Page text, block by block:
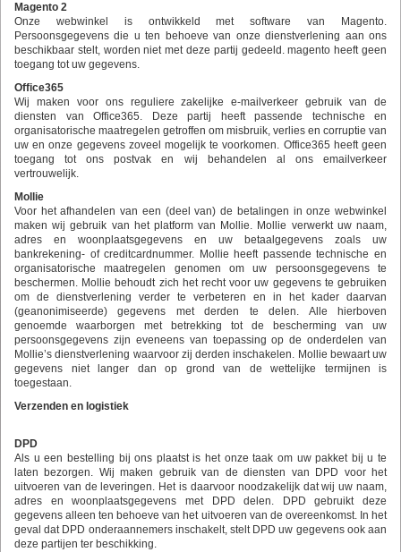
Magento 2
Onze webwinkel is ontwikkeld met software van Magento.
Persoonsgegevens die u ten behoeve van onze dienstverlening aan ons
beschikbaar stelt, worden niet met deze partij gedeeld. magento heeft geen
toegang tot uw gegevens.
Office365
Wij maken voor ons reguliere zakelijke e-mailverkeer gebruik van de
diensten van Office365. Deze partij heeft passende technische en
organisatorische maatregelen getroffen om misbruik, verlies en corruptie van
uw en onze gegevens zoveel mogelijk te voorkomen. Office365 heeft geen
toegang tot ons postvak en wij behandelen al ons emailverkeer
vertrouwelijk.
Mollie
Voor het afhandelen van een (deel van) de betalingen in onze webwinkel
maken wij gebruik van het platform van Mollie. Mollie verwerkt uw naam,
adres en woonplaatsgegevens en uw betaalgegevens zoals uw
bankrekening- of creditcardnummer. Mollie heeft passende technische en
organisatorische maatregelen genomen om uw persoonsgegevens te
beschermen. Mollie behoudt zich het recht voor uw gegevens te gebruiken
om de dienstverlening verder te verbeteren en in het kader daarvan
(geanonimiseerde) gegevens met derden te delen. Alle hierboven
genoemde waarborgen met betrekking tot de bescherming van uw
persoonsgegevens zijn eveneens van toepassing op de onderdelen van
Mollie’s dienstverlening waarvoor zij derden inschakelen. Mollie bewaart uw
gegevens niet langer dan op grond van de wettelijke termijnen is
toegestaan.
Verzenden en logistiek
DPD
Als u een bestelling bij ons plaatst is het onze taak om uw pakket bij u te
laten bezorgen. Wij maken gebruik van de diensten van DPD voor het
uitvoeren van de leveringen. Het is daarvoor noodzakelijk dat wij uw naam,
adres en woonplaatsgegevens met DPD delen. DPD gebruikt deze
gegevens alleen ten behoeve van het uitvoeren van de overeenkomst. In het
geval dat DPD onderaannemers inschakelt, stelt DPD uw gegevens ook aan
deze partijen ter beschikking.